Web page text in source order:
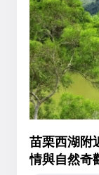
苗栗西湖附
情與自然奇